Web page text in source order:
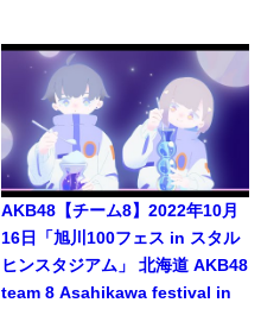
AKB48【チーム8】2022年10月
16日「旭川100フェス in スタル
ヒンスタジアム」 北海道 AKB48
team 8 Asahikawa festival in